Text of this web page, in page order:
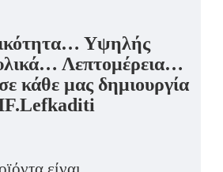
Υψηλής
Λεπτομέρεια…
κάθε μας δημιουργία